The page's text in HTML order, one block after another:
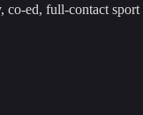
ed, full-contact